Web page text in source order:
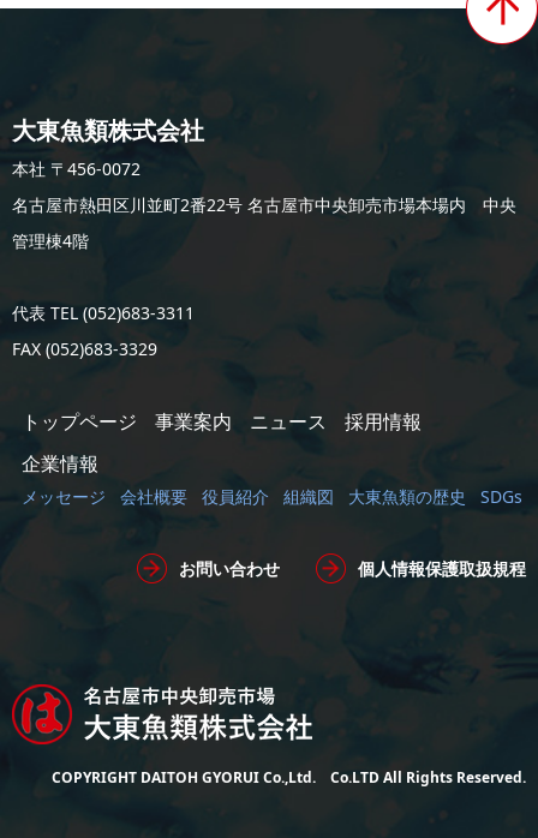
大東魚類株式会社
本社 〒456-0072
名古屋市熱田区川並町2番22号 名古屋市中央卸売市場本場内 中央
管理棟4階
代表 TEL (052)683-3311
FAX (052)683-3329
トップページ 事業案内 ニュース
採用情報
企業情報
メッセージ 会社概要 役員紹介 組織図 大東魚類の歴史 SDGs
お問い合わせ 個人情報保護取扱規程
COPYRIGHT DAITOH GYORUI Co.,Ltd. Co.LTD All Rights Reserved.